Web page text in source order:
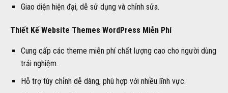
Giao diện hiện đại, dễ sử dụng và chỉnh sửa.
Thiết Kế Website Themes WordPress Miễn Phí
Cung cấp các theme miễn phí chất lượng cao cho người dùng
trải nghiệm.
Hỗ trợ tùy chỉnh dễ dàng, phù hợp với nhiều lĩnh vực.